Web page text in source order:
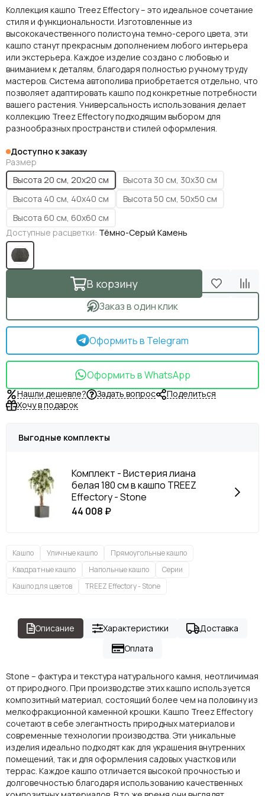
Коллекция кашпо Treez Effectory – это идеальное сочетание
стиля и функциональности. Изготовленные из
высококачественного полистоуна темно-серого цвета, эти
кашпо станут прекрасным дополнением любого интерьера
или экстерьера. Каждое изделие создано с любовью и
вниманием к деталям, благодаря полностью ручному труду
мастеров. Система автополива приобретается отдельно, что
позволяет адаптировать кашпо под конкретные потребности
вашего растения. Универсальность использования делает
коллекцию Treez Effectory подходящим выбором для
разнообразных пространств и стилей оформления.
Доступно к заказу
Размер
Высота 20 см, 20х20 см
Высота 30 см, 30х30 см
Высота 40 см, 40х40 см
Высота 50 см, 50х50 см
Высота 60 см, 60х60 см
Доступные расцветки: Тёмно-Серый Камень
В корзину
Заказ в один клик
Оформить в Telegram
Оформить в WhatsApp
Нашли дешевле? Задать вопрос
Поделиться
Хочу в подарок
Выгодные комплекты
Комплект - Вистерия лиана
белая 180 см в кашпо TREEZ
Effectory - Stone
44 008 ₽
Кашпо Уличные кашпо
Прямоугольные кашпо
Квадратные кашпо
Напольные кашпо
Серии
Кашпо для цветов
TREEZ Effectory - Stone
Описание Характеристики
Доставка
Оплата
Stone – фактура и текстура натурального камня, неотличимая
от природного. При производстве этих кашпо используется
композитный материал, состоящий более чем на половину из
мелкофракционной каменной крошки. Кашпо Treez Effectory
сочетают в себе элегантность природных материалов и
современные технологии производства. Эти уникальные
изделия идеально подходят как для украшения внутренних
помещений, так и для оформления садовых участков или
террас. Каждое кашпо отличается высокой прочностью и
долговечностью благодаря использованию качественных